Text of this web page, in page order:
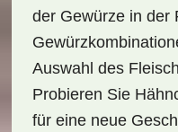
der Gewürze in der
Auswahl des
Probieren Sie
für eine neue